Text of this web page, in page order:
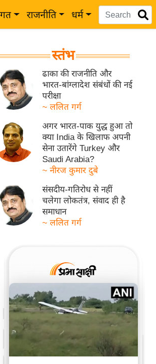
राजनीति धर्म
स्तंभ
ढाका की राजनीति और
भारत-बांग्लादेश संबंधों की नई
परीक्षा
~ ललित गर्ग
अगर भारत-पाक युद्ध हुआ तो
क्या India के खिलाफ अपनी
सेना उतारेंगे Turkey और
Saudi Arabia?
~ नीरज कुमार दुबे
संसदीय-गतिरोध से नहीं
चलेगा लोकतंत्र, संवाद ही है
समाधान
~ ललित गर्ग